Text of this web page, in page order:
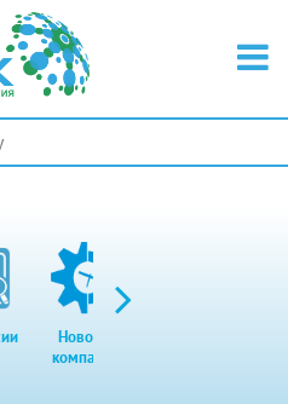
Новости
компании